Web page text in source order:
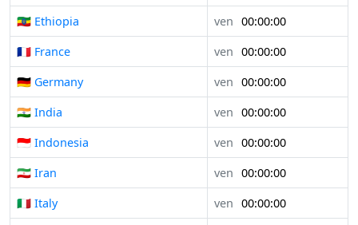
🇪🇹 Ethiopia
ven 00:00:00
🇫🇷 France
ven 00:00:00
🇩🇪 Germany
ven 00:00:00
🇮🇳 India
ven 00:00:00
🇮🇩 Indonesia
ven 00:00:00
🇮🇷 Iran
ven 00:00:00
🇮🇹 Italy
ven 00:00:00